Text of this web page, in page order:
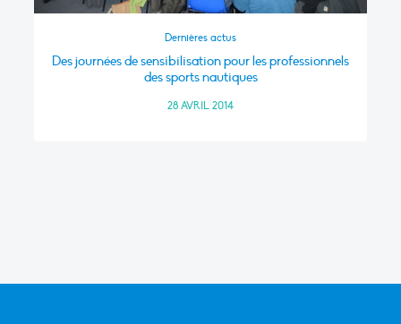
Dernières actus
Des journées de sensibilisation pour les professionnels
des sports nautiques
28 AVRIL 2014